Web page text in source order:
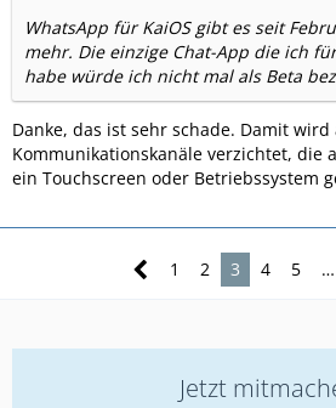
WhatsApp für KaiOS gibt es seit
mehr. Die einzige Chat-App die ich
habe würde ich nicht mal als Beta
Danke, das ist sehr schade. Damit
Kommunikationskanäle verzichtet, die
ein Touchscreen oder Betriebssystem
1 2 3 4 5 …
Jetzt